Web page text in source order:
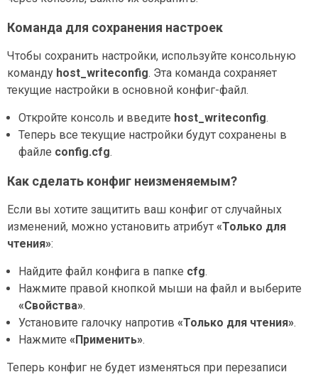
Команда для сохранения настроек
Чтобы сохранить настройки, используйте консольную
команду host_writeconfig. Эта команда сохраняет
текущие настройки в основной конфиг-файл.
Откройте консоль и введите host_writeconfig.
Теперь все текущие настройки будут сохранены в
файле config.cfg.
Как сделать конфиг неизменяемым?
Если вы хотите защитить ваш конфиг от случайных
изменений, можно установить атрибут «Только для
чтения»:
Найдите файл конфига в папке cfg.
Нажмите правой кнопкой мыши на файл и выберите
«Свойства».
Установите галочку напротив «Только для чтения».
Нажмите «Применить».
Теперь конфиг не будет изменяться при перезаписи